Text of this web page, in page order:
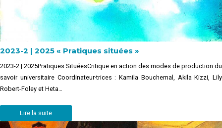
2023-2 | 2025 « Pratiques situées »
2023-2 | 2025Pratiques SituéesCritique en action des modes de production du
savoir universitaire Coordinateur·trices : Kamila Bouchemal, Akila Kizzi, Lily
Robert-Foley et Heta…
Lire la suite